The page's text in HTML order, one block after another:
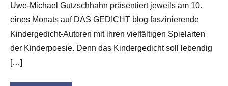
Leitner
Uwe-Michael Gutzschhahn präsentiert jeweils am 10.
eines Monats auf DAS GEDICHT blog faszinierende
Kindergedicht-Autoren mit ihren vielfältigen Spielarten
der Kinderpoesie. Denn das Kindergedicht soll lebendig
[…]